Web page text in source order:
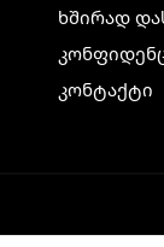
ხშირად
კონტაქტი